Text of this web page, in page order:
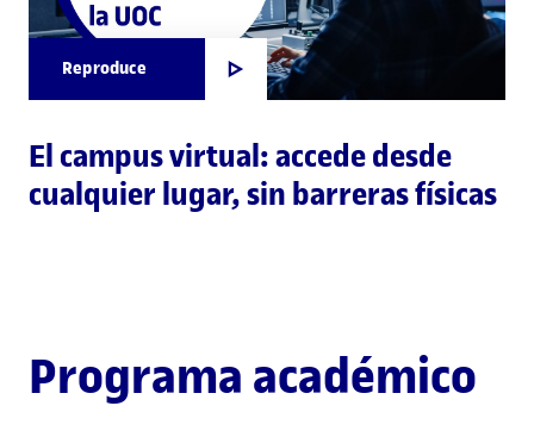
Reproduce
El campus virtual: accede desde
cualquier lugar, sin barreras físicas
Programa académico